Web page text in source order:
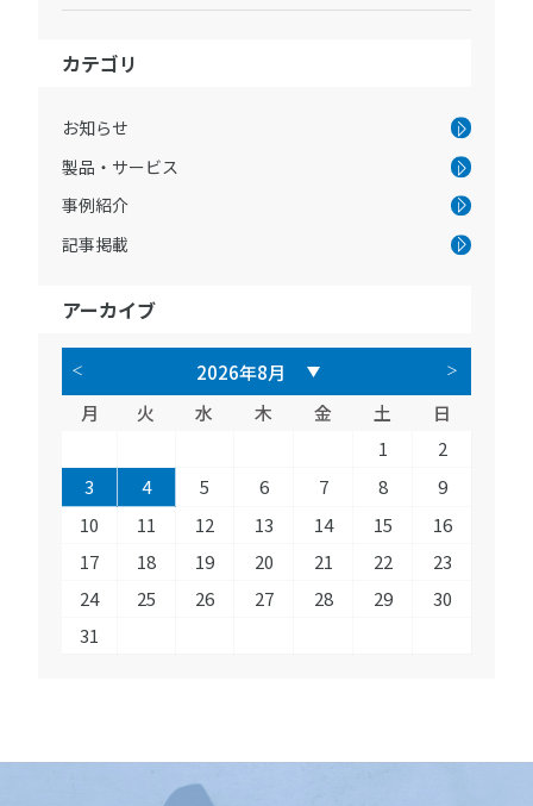
カテゴリ
お知らせ
製品・サービス
事例紹介
記事掲載
アーカイブ
月 火 水 木 金 土
日
1
2
3
4 5 6 7 8
9
10
11 12 13 14 15
16
17
18 19 20 21 22
23
24
25 26 27 28 29
30
31